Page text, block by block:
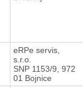
eRPe servis,
s.r.o.
SNP 1153/9, 972
01 Bojnice